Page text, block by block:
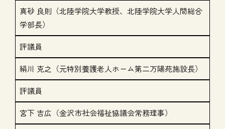
真砂 良則（北陸学院大学教授、北陸学院大学人間総合
学部長）
評議員
絹川 克之（元特別養護老人ホーム第二万陽苑施設長）
評議員
宮下 吉広（金沢市社会福祉協議会常務理事）